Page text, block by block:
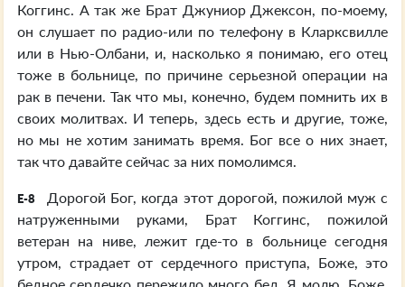
Коггинс. А так же Брат Джуниор Джексон, по-моему,
он слушает по радио-или по телефону в Кларксвилле
или в Нью-Олбани, и, насколько я понимаю, его отец
тоже в больнице, по причине серьезной операции на
рак в печени. Так что мы, конечно, будем помнить их в
своих молитвах. И теперь, здесь есть и другие, тоже,
но мы не хотим занимать время. Бог все о них знает,
так что давайте сейчас за них помолимся.
E-8
Дорогой Бог, когда этот дорогой, пожилой муж с
натруженными руками, Брат Коггинс, пожилой
ветеран на ниве, лежит где-то в больнице сегодня
утром, страдает от сердечного приступа, Боже, это